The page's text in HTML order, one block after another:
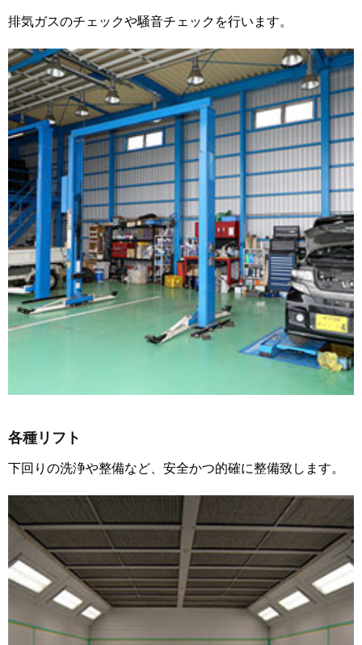
排気ガスのチェックや騒音チェックを行います。
各種リフト
下回りの洗浄や整備など、安全かつ的確に整備致します。